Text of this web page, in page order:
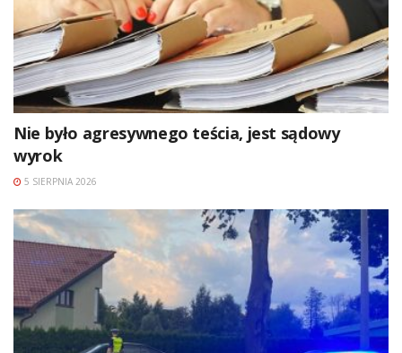
Nie było agresywnego teścia, jest sądowy
wyrok
5 SIERPNIA 2026